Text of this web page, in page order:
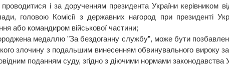
і за дорученням президента України керівником
головою Комісії з державних нагород при президенті
або командиром військової частини;
медаллю "За бездоганну службу”, може бути
злочину з подальшим винесенням обвинувального вироку
поданням суду, згідно з діючими нормами законодавства